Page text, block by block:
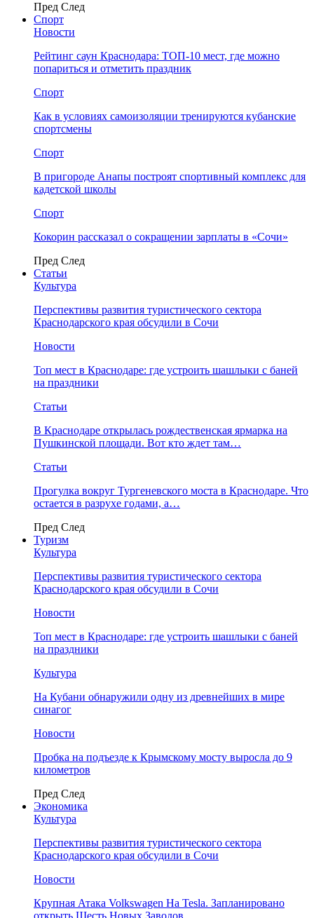
Пред След
Спорт
Новости
Рейтинг саун Краснодара: ТОП-10 мест, где можно
попариться и отметить праздник
Спорт
Как в условиях самоизоляции тренируются кубанские
спортсмены
Спорт
В пригороде Анапы построят спортивный комплекс для
кадетской школы
Спорт
Кокорин рассказал о сокращении зарплаты в «Сочи»
Пред След
Статьи
Культура
Перспективы развития туристического сектора
Краснодарского края обсудили в Сочи
Новости
Топ мест в Краснодаре: где устроить шашлыки с баней
на праздники
Статьи
В Краснодаре открылась рождественская ярмарка на
Пушкинской площади. Вот кто ждет там…
Статьи
Прогулка вокруг Тургеневского моста в Краснодаре. Что
остается в разрухе годами, а…
Пред След
Туризм
Культура
Перспективы развития туристического сектора
Краснодарского края обсудили в Сочи
Новости
Топ мест в Краснодаре: где устроить шашлыки с баней
на праздники
Культура
На Кубани обнаружили одну из древнейших в мире
синагог
Новости
Пробка на подъезде к Крымскому мосту выросла до 9
километров
Пред След
Экономика
Культура
Перспективы развития туристического сектора
Краснодарского края обсудили в Сочи
Новости
Крупная Атака Volkswagen На Tesla. Запланировано
открыть Шесть Новых Заводов